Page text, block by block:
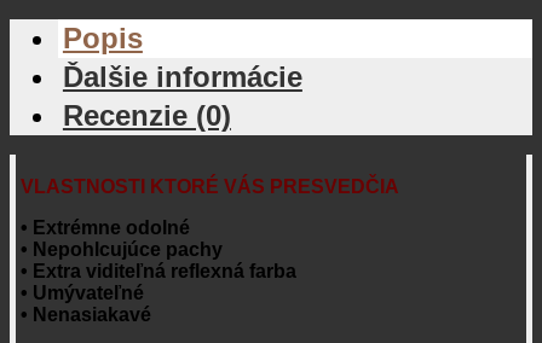
Popis
Ďalšie informácie
Recenzie (0)
VLASTNOSTI KTORÉ VÁS PRESVEDČIA
• Extrémne odolné
• Nepohlcujúce pachy
• Extra viditeľná reflexná farba
• Umývateľné
• Nenasiakavé